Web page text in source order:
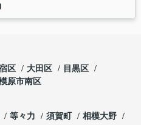
区 大田区
目黒区
原市南区
等々力 須賀町
相模大野